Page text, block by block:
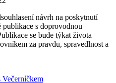
návrh na poskytnutí
s doprovodnou
se bude týkat života
za pravdu, spravedlnost a